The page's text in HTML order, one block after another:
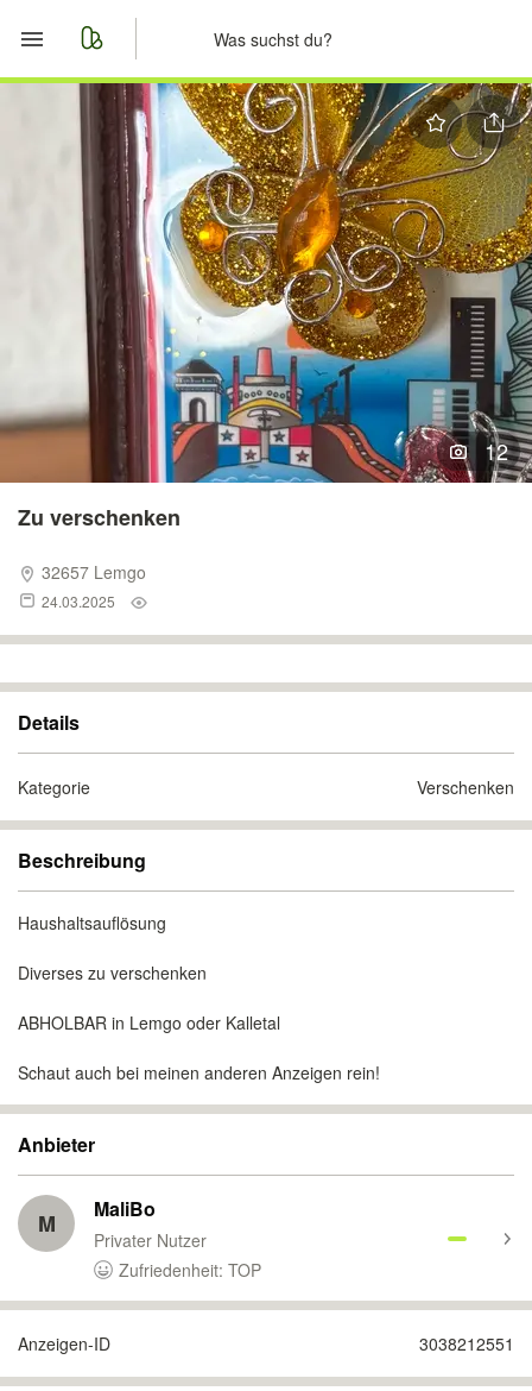
Start
Merkliste
Nachrichten
Anzeige aufgeben
12
Zu verschenken
32657 Lemgo
24.03.2025
Details
Kategorie Verschenken
Beschreibung
Haushaltsauflösung
Diverses zu verschenken
ABHOLBAR in Lemgo oder Kalletal
Schaut auch bei meinen anderen Anzeigen rein!
Anbieter
M MaliBo
Privater Nutzer
Zufriedenheit: TOP
Anzeigen-ID 3038212551